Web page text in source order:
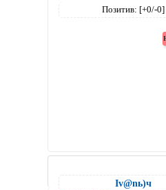
Позитив: [+0/-0]
Iv@nь)ч